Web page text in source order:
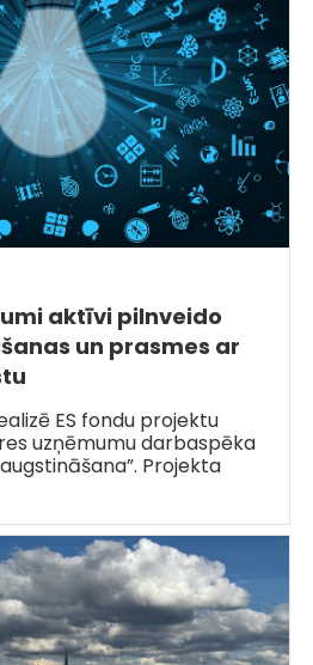
aktīvi pilnveido
un prasmes ar
ES fondu projektu
uzņēmumu darbaspēka
Projekta